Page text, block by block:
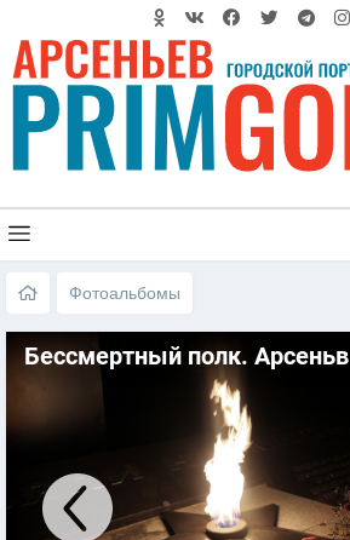
Фотоальбомы
Бессмертный полк. Арсеньв